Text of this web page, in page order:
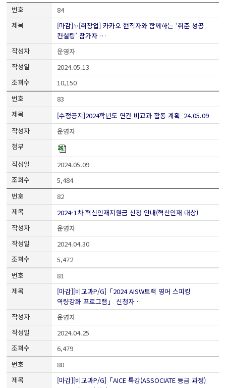
84
[마감]✨[취창업] 카카오 현직자와 함께하는 ‘취준 성공
컨설팅’ 참가자 …
운영자
2024.05.13
10,150
83
[수정공지]2024학년도 연간 비교과 활동 계획_24.05.09
운영자
2024.05.09
5,484
82
2024-1차 혁신인재지원금 신청 안내(혁신인재 대상)
운영자
2024.04.30
5,472
81
[마감][비교과P/G]「2024 AISW트랙 영어 스피킹
역량강화 프로그램」 신청자…
운영자
2024.04.25
6,479
80
[마감][비교과P/G]「AICE 특강(ASSOCIATE 등급 과정)